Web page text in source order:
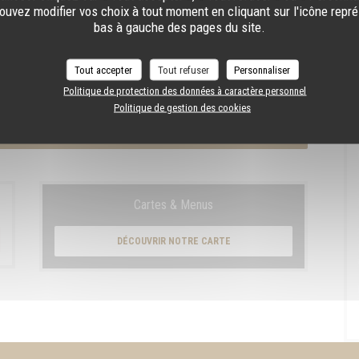
modifier vos choix à tout moment en cliquant sur l'icône
bas à gauche des pages du site.
Tout accepter Tout refuser
Personnaliser
Politique de protection des données à caractère personnel
Politique de gestion des cookies
peut user de son droit à s'inscrire sur la liste d'opposition au démarchage
de vos données, consultez notre politique de confidentialité
Cartes & Menus
DÉCOUVRIR NOTRE CARTE